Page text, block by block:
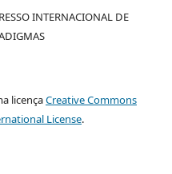
INTERNACIONAL DE
licençaCreative Commons
License.